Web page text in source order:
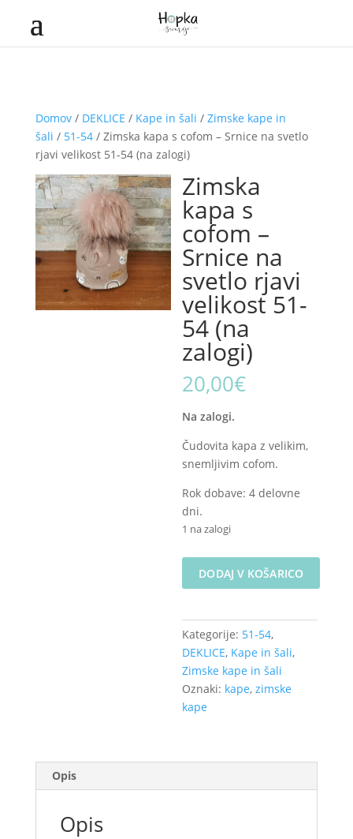
Domov/ DEKLICE / Kape in šali / Zimske kape in
šali / 51-54/ Zimska kapa s cofom – Srnice na svetlo
rjavi velikost 51-54 (na zalogi)
Zimska
kapa s
cofom –
Srnice na
svetlo rjavi
velikost 51-
54 (na
zalogi)
20,00€
Na zalogi.
Čudovita kapa z velikim,
snemljivim cofom.
Rok dobave: 4 delovne
dni.
1 na zalogi
kapa
cofom
-
Srnice
na
svetlo
rjavi
54
DODAJ V KOŠARICO
Kategorije: 51-54,
DEKLICE, Kape in šali,
Zimske kape in šali
Oznaki: kape,zimske
kape
Opis
Opis